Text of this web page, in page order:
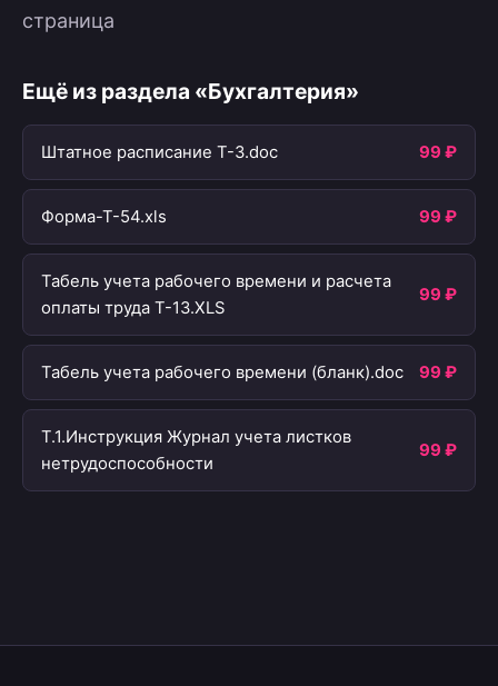
страница
Ещё из раздела «Бухгалтерия»
Штатное расписание T-3.doc 99 ₽
Форма-Т-54.xls 99 ₽
Табель учета рабочего времени и расчета
оплаты труда Т-13.XLS
99 ₽
Табель учета рабочего времени (бланк).doc 99 ₽
Т.1.Инструкция Журнал учета листков
нетрудоспособности
99 ₽